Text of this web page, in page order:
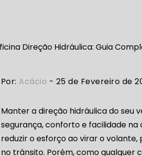
PRÓXIMO DE MIM AUTO
Por: Acácio - 25 de Fevereiro de
Manter a direção hidráulica do seu
segurança, conforto e facilidade na
reduzir o esforço ao virar o
no trânsito. Porém, como qualquer